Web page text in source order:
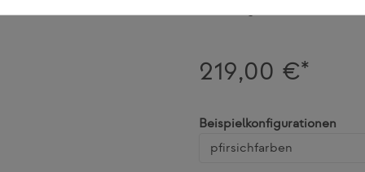
219,00 €*
Beispielkonfigurationen